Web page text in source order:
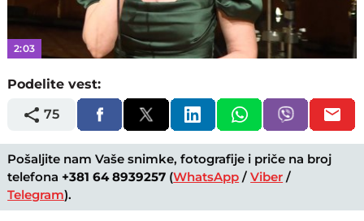
Video
2:03
Podelite vest:
75
Pošaljite nam Vaše snimke, fotografije i priče na broj
telefona +381 64 8939257 (WhatsApp /Viber /
Telegram).